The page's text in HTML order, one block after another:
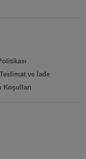
ve İade
Koşulları